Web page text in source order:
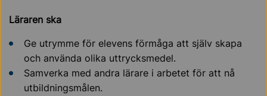
Läraren ska
Ge utrymme för elevens förmåga att själv skapa
och använda olika uttrycksmedel.
Samverka med andra lärare i arbetet för att nå
utbildningsmålen.